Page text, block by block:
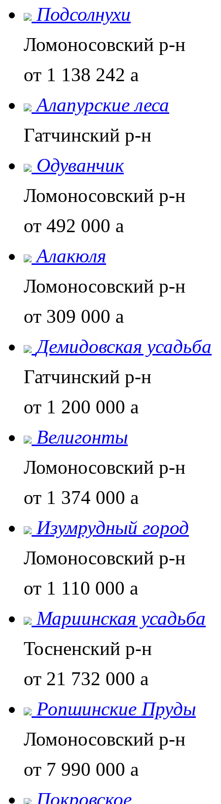
Подсолнухи
Ломоносовский р-н
от 1 138 242 a
Алапурские леса
Гатчинский р-н
Одуванчик
Ломоносовский р-н
от 492 000 a
Алакюля
Ломоносовский р-н
от 309 000 a
Демидовская усадьба
Гатчинский р-н
от 1 200 000 a
Велигонты
Ломоносовский р-н
от 1 374 000 a
Изумрудный город
Ломоносовский р-н
от 1 110 000 a
Мариинская усадьба
Тосненский р-н
от 21 732 000 a
Ропшинские Пруды
Ломоносовский р-н
от 7 990 000 a
Покровское